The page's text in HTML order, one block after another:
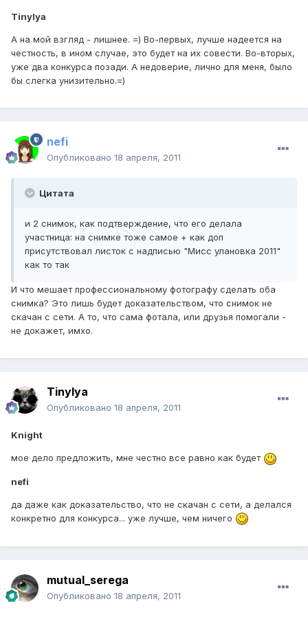
Tinylya
А на мой взгляд - лишнее. =) Во-первых, лучше надеется на
честность, в ином случае, это будет на их совести. Во-вторых,
уже два конкурса позади. А недоверие, лично для меня, было
бы слегка унизительно.=)
nefi
Опубликовано 18 апреля, 2011
Цитата
и 2 снимок, как подтверждение, что его делала
участница: на снимке тоже самое + как доп
присутствовал листок с надписью "Мисс улановка 2011"
как то так
И что мешает профессиональному фотографу сделать оба
снимка? Это лишь будет доказательством, что снимок не
скачан с сети. А то, что сама фотала, или друзья помогали -
не докажет, имхо.
Tinylya
Опубликовано 18 апреля, 2011
Knight
мое дело предложить, мне честно все равно как будет
nefi
да даже как доказательство, что не скачан с сети, а делался
конкретно для конкурса... уже лучше, чем ничего
mutual_serega
Опубликовано 18 апреля, 2011